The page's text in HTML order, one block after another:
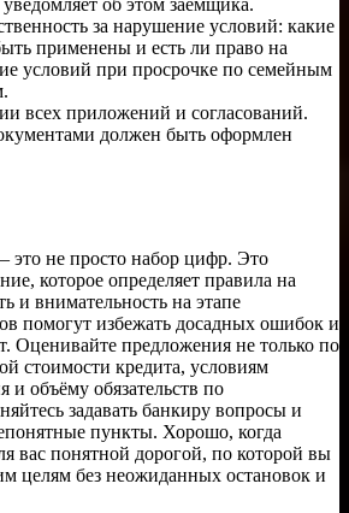
об этом заемщика.
за нарушение условий: какие
применены и есть ли право на
условий при просрочке по семейным
всех приложений и согласований.
должен быть оформлен
не просто набор цифр. Это
которое определяет правила на
и внимательность на этапе
помогут избежать досадных ошибок и
Оценивайте предложения не только по
стоимости кредита, условиям
и объёму обязательств по
задавать банкиру вопросы и
пункты. Хорошо, когда
вас понятной дорогой, по которой вы
целям без неожиданных остановок и